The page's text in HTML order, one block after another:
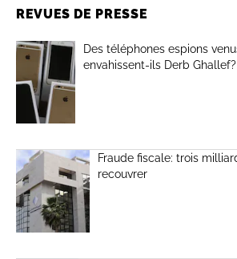
REVUES DE PRESSE
Des téléphones espions
envahissent-ils Derb Ghallef?
Fraude fiscale: trois
recouvrer